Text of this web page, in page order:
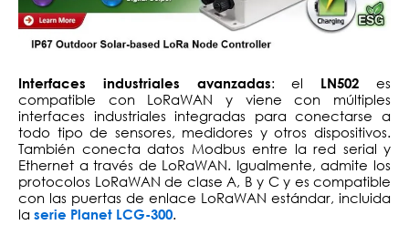
Interfaces industriales avanzadas: el LN502 es
compatible con LoRaWAN y viene con múltiples
interfaces industriales integradas para conectarse a
todo tipo de sensores, medidores y otros dispositivos.
También conecta datos Modbus entre la red serial y
Ethernet a través de LoRaWAN. Igualmente, admite los
protocolos LoRaWAN de clase A, B y C y es compatible
con las puertas de enlace LoRaWAN estándar, incluida
la serie Planet LCG-300.